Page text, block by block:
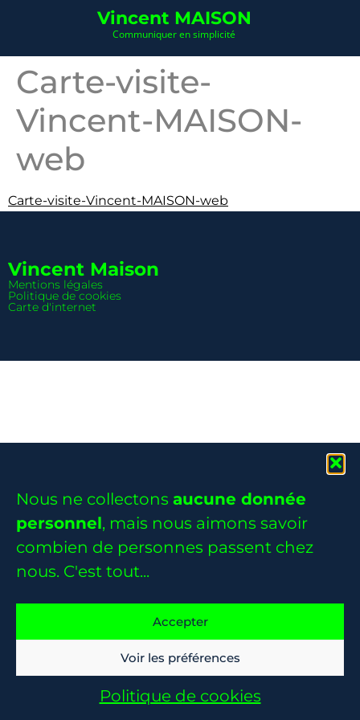
Nous ne collectons aucune donnée
personnel, mais nous aimons savoir
combien de personnes passent chez
nous. C'est tout...
Accepter
Voir les préférences
Politique de cookies
Vincent MAISON
Communiquer en simplicité
Carte-visite-
Vincent-MAISON-
web
Carte-visite-Vincent-MAISON-web
Vincent Maison
Mentions légales
Politique de cookies
Carte d'internet